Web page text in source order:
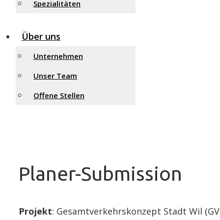
Spezialitäten
Über uns
Unternehmen
Unser Team
Offene Stellen
Planer-Submission
Projekt: Gesamtverkehrskonzept Stadt Wil